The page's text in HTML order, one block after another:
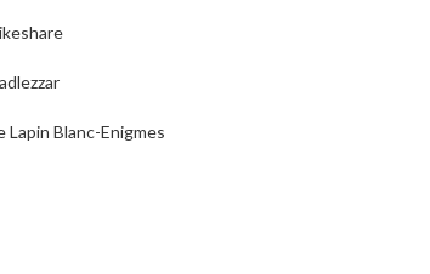
Lapin Blanc-Enigmes